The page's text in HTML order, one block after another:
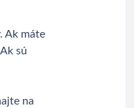
Ak máte
sú
na